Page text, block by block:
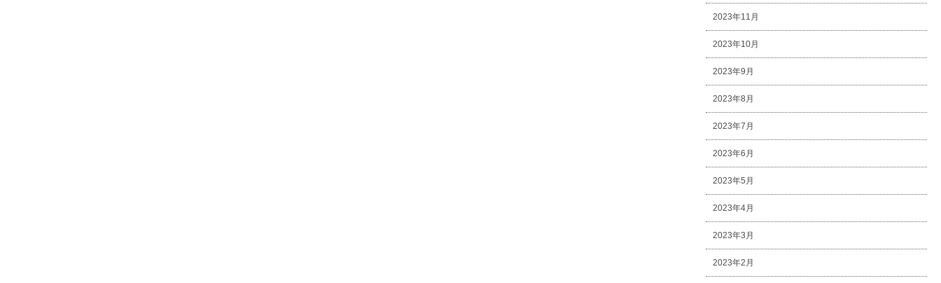
2023年11月
2023年10月
2023年9月
2023年8月
2023年7月
2023年6月
2023年5月
2023年4月
2023年3月
2023年2月